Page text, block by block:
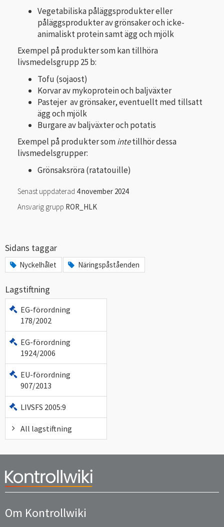
Vegetabiliska påläggsprodukter eller
påläggsprodukter av grönsaker och icke-
animaliskt protein samt ägg och mjölk
Exempel på produkter som kan tillhöra
livsmedelsgrupp 25 b:
Tofu (sojaost)
Korvar av mykoprotein och baljväxter
Pastejer av grönsaker, eventuellt med tillsatt
ägg och mjölk
Burgare av baljväxter och potatis
Exempel på produkter somintetillhör dessa
livsmedelsgrupper:
Grönsaksröra (ratatouille)
Senast uppdaterad 4 november 2024
Ansvarig grupp ROR_HLK
Sidans taggar
Nyckelhålet Näringspåståenden
Lagstiftning
EG-förordning
178/2002
EG-förordning
1924/2006
EU-förordning
907/2013
LIVSFS 2005:9
All lagstiftning
Om Kontrollwiki